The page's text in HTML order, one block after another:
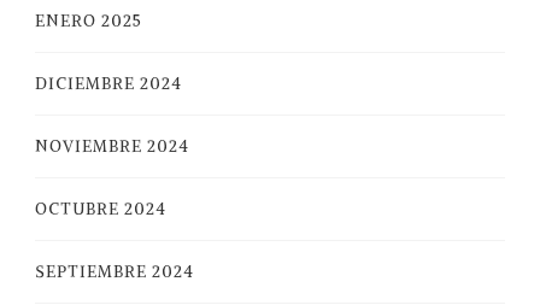
ENERO 2025
DICIEMBRE 2024
NOVIEMBRE 2024
OCTUBRE 2024
SEPTIEMBRE 2024